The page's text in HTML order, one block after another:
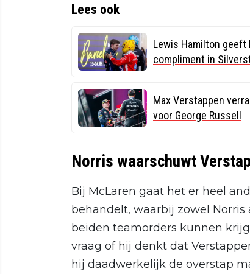
Lees ook
Lewis Hamilton
compliment in
Max Verstappen
voor George Russell
Norris waarschuwt
Bij McLaren gaat het er heel
behandelt, waarbij zowel
beiden teamorders kunnen
vraag of hij denkt dat
hij daadwerkelijk de overstap